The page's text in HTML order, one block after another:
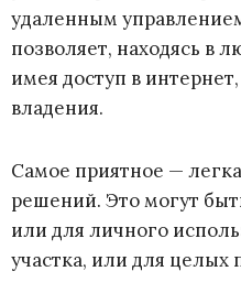
удаленным
позволяет, находясь в
имея доступ в
владения.
Самое приятное —
решений. Это могут
или для личного
участка, или для целых